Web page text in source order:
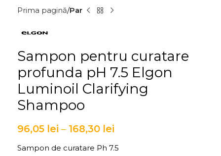
Prima pagină Par
Sampon pentru curatare
profunda pH 7.5 Elgon
Luminoil Clarifying
Shampoo
96,05 lei – 168,30 lei
Sampon de curatare Ph 7.5